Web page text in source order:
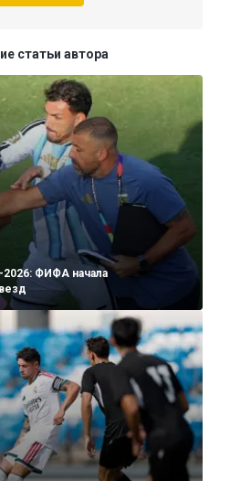
статьи автора
ФИФА начала